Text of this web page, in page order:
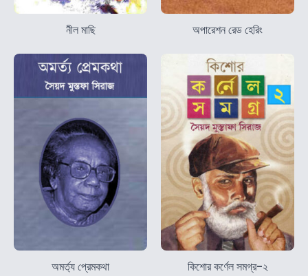
নীল মাছি অপারেশন রেড হেরিং
অমর্ত্য প্রেমকথা কিশোর কর্ণেল সমগ্র-২